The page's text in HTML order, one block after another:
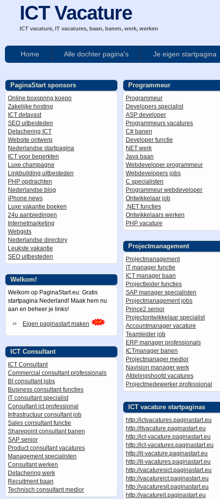
ICT Vacature
ICT vacature, IT vacatures, baan, banen, werk, werken
Home Alle dochter pagina's Je eigen startpagina
PaginaStart sponsors
Online boxspring koepn
Zakelijke hosting
ICT detavast
SEO uitbesteden
Detachering ICT
Website ontwerp
Nederlandse startpagina
ICT voor beperkten
Luxe champagne
Linkbuilding uitbesteden
PHP opdrachten
Nederlandse blog
iPhone news
Luxe vakantie boeken
24u aanbiedingen
Internetmarketing
Webgids
Nederlandse directory
Leukste vakantie
SEO uitbesteden
Welkom!
Welkom op PaginaStart.eu: Gratis
startpagina Nederland! Maak hem nu
aan en beheer je links!
Eigen paginastart maken
ICT Consultant
ICT Consultant
Commercial consultant professionals
BI consultant jobs
Business consultant functies
IT consultant specialist
Consultant ict professional
Infrastructuur consultant job
Sales consultant functie
Sharepoint consultant banen
SAP senior
Product consultant vacatures
Management specialisten
Consultant werken
Detachering werk
Recuitment baan
Technisch consultant medior
Programmeur
Programmeur
Developers specialist
ASP developer
Programmeurs vacatures
C# banen
Developer functie
NET werk
Java baan
Webdeveloper programmeur
Webdevelopers jobs
C specialisten
Programmeur webdeveloper
Ontwikkelaar job
.NET functies
Ontwikkelaars werken
PHP vacature
Projectmanagement
Projectmanagement
IT manager functie
ICT manager baan
Projectleider functies
SAP manager specialisten
Projectmanagement jobs
Prince2 senior
Projectontwikkelaar specialist
Accountmanager vacature
Teamleider job
ERP manager professionals
ICTmanager banen
Projectmanager medior
Navision manager werk
Afdelingshoofd vacatures
Projectmedewerker professional
ICT vacature startpaginas
http://ictvacatures.paginastart.eu
http://itvacature.paginastart.eu
http://ict-vacature.paginastart.eu
http://ict-vacatures.paginastart.eu
http://it-vacature.paginastart.eu
http://it-vacatures.paginastart.eu
http://vacaturesict.paginastart.eu
http://vacatureict.paginastart.eu
http://vacaturesit.paginastart.eu
http://vacatureit.paginastart.eu